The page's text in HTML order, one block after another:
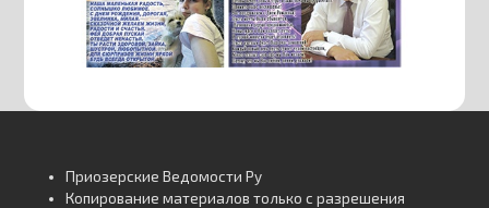
Приозерские Ведомости Ру
Копирование материалов только с разрешения